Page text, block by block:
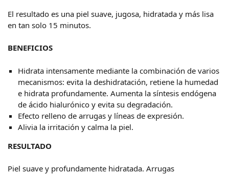
El resultado es una piel suave, jugosa, hidratada y más lisa
en tan solo 15 minutos.
BENEFICIOS
Hidrata intensamente mediante la combinación de varios
mecanismos: evita la deshidratación, retiene la humedad
e hidrata profundamente. Aumenta la síntesis endógena
de ácido hialurónico y evita su degradación.
Efecto relleno de arrugas y líneas de expresión.
Alivia la irritación y calma la piel.
RESULTADO
Piel suave y profundamente hidratada. Arrugas